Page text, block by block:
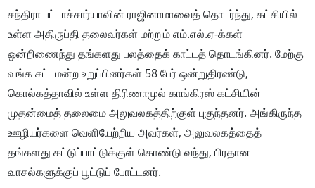
சந்திரா பட்டாச்சார்யாவின் ராஜினாமாவைத் தொடர்ந்து, கட்சியில்
உள்ள அதிருப்தி தலைவர்கள் மற்றும் எம்.எல்.ஏ-க்கள்
ஒன்றிணைந்து தங்களது பலத்தைக் காட்டத் தொடங்கினர். மேற்கு
வங்க சட்டமன்ற உறுப்பினர்கள் 58 பேர் ஒன்றுதிரண்டு,
கொல்கத்தாவில் உள்ள திரிணாமுல் காங்கிரஸ் கட்சியின்
முதன்மைத் தலைமை அலுவலகத்திற்குள் புகுந்தனர். அங்கிருந்த
ஊழியர்களை வெளியேற்றிய அவர்கள், அலுவலகத்தைத்
தங்களது கட்டுப்பாட்டுக்குள் கொண்டு வந்து, பிரதான
வாசல்களுக்குப் பூட்டுப் போட்டனர்.